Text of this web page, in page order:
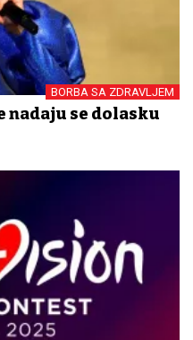
BORBA SA ZDRAVLJEM
se dolasku